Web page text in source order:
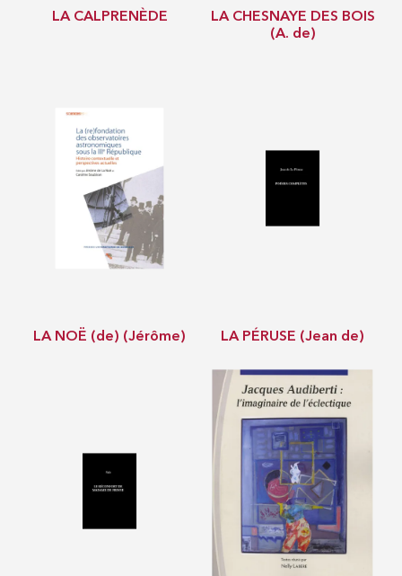
LA CALPRENÈDE
LA CHESNAYE DES BOIS
(A. de)
LA NOË (de) (Jérôme) LA PÉRUSE (Jean de)